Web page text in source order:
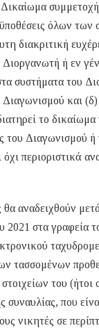
όλων
διακριτική
ή εν
συστήματα του
και
το
του Διαγωνισμού ή
όχι περιοριστικά
αναδειχθούν
2021 στα γραφεία
τασσομένων
του
συναυλίας, που
νικητές σε